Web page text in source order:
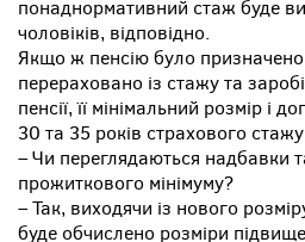
понаднормативний стаж буде
чоловіків, відповідно.
Якщо ж пенсію було
перераховано із стажу та
пенсії, її мінімальний розмір
30 та 35 років страхового
– Чи переглядаються надбавки
прожиткового мінімуму?
– Так, виходячи із нового
буде обчислено розміри